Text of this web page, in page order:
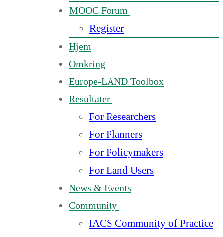
MOOC Forum
Register
Hjem
Omkring
Europe-LAND Toolbox
Resultater
For Researchers
For Planners
For Policymakers
For Land Users
News & Events
Community
IACS Community of Practice